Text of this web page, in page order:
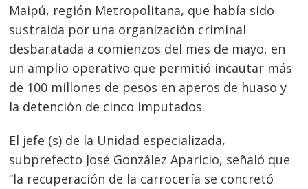
Maipú, región Metropolitana, que había sido
sustraída por una organización criminal
desbaratada a comienzos del mes de mayo, en
un amplio operativo que permitió incautar más
de 100 millones de pesos en aperos de huaso y
la detención de cinco imputados.
El jefe (s) de la Unidad especializada,
subprefecto José González Aparicio, señaló que
“la recuperación de la carrocería se concretó